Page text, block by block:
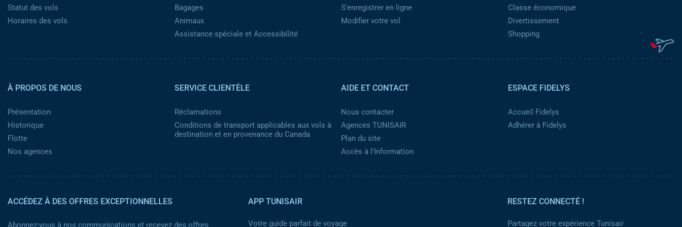
Statut des vols
Horaires des vols
Bagages
Animaux
Assistance spéciale et Accessibilité
S'enregistrer en ligne
Modifier votre vol
Classe économique
Divertissement
Shopping
À PROPOS DE NOUS
Présentation
Historique
Flotte
Nos agences
SERVICE CLIENTÈLE
Réclamations
Conditions de transport applicables aux vols à
destination et en provenance du Canada
AIDE ET CONTACT
Nous contacter
Agences TUNISAIR
Plan du site
Accès à l’Information
ESPACE FIDELYS
Accueil Fidelys
Adhérer à Fidelys
ACCÉDEZ À DES OFFRES EXCEPTIONNELLES
Abonnez-vous à nos communications et recevez des offres
APP TUNISAIR
Votre guide parfait de voyage
RESTEZ CONNECTÉ !
Partagez votre expérience Tunisair